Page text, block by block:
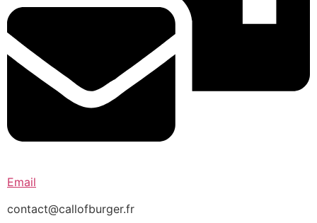
Email
contact@callofburger.fr